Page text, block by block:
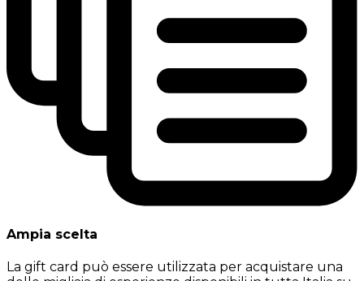
Ampia scelta
La gift card può essere utilizzata per acquistare una